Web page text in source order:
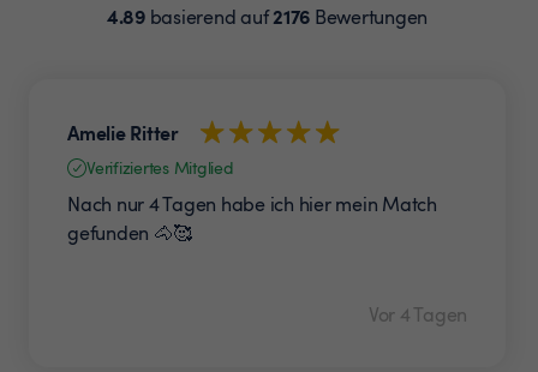
4.89basierend auf2176 Bewertungen
Amelie Ritter
Verifiziertes Mitglied
Nach nur 4 Tagen habe ich hier mein Match
gefunden 🐴🥰
Vor 4 Tagen